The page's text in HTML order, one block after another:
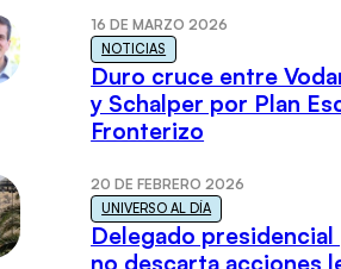
16 DE MARZO 2026
NOTICIAS
Duro cruce entre
y Schalper por Plan
Fronterizo
20 DE FEBRERO 2026
UNIVERSO AL DÍA
Delegado presidencial
no descarta acciones